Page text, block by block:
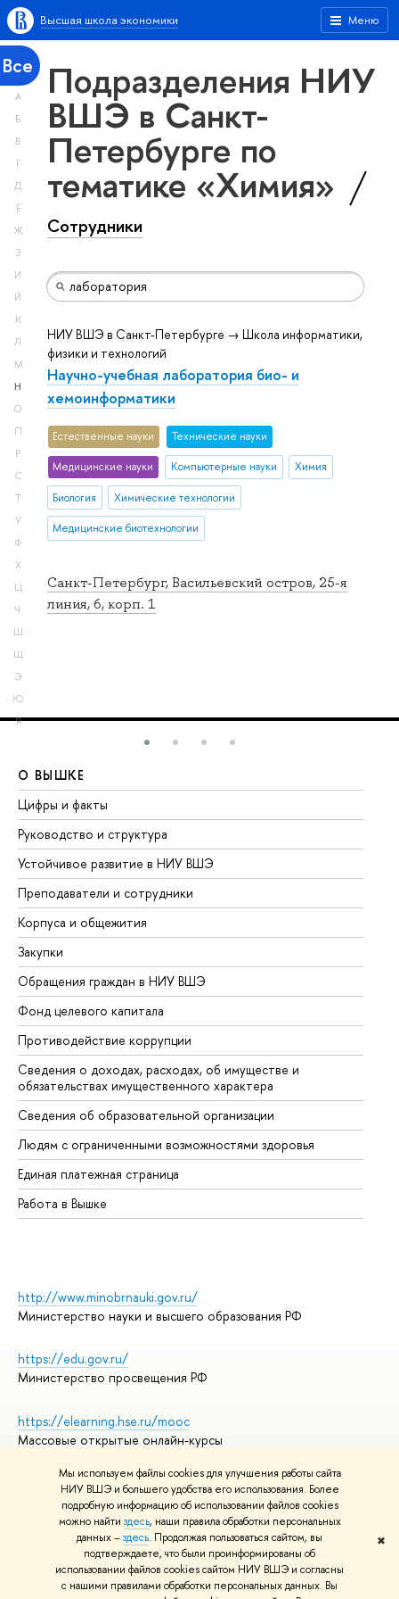
Мы используем файлы cookies для улучшения работы сайта
НИУ ВШЭ и большего удобства его использования. Более
подробную информацию об использовании файлов cookies
можно найти здесь, наши правила обработки персональных
данных –здесь. Продолжая пользоваться сайтом, вы
подтверждаете, что были проинформированы об
использовании файлов cookies сайтом НИУ ВШЭ и согласны
с нашими правилами обработки персональных данных. Вы
✖
Меню
Высшая школа экономики
Все
А
Б
В
Г
Д
Е
Ж
З
И
Й
К
Л
М
Н
О
П
Р
С
Т
У
Ф
Х
Ц
Ч
Ш
Щ
Э
Ю
Я
Подразделения НИУ
ВШЭ в Санкт-
Петербурге по
тематике «Химия»
Сотрудники
Санкт-Петербург, Васильевский остров, 25-я
линия, 6, корп. 1
НИУ ВШЭ в Санкт-Петербурге → Школа информатики,
физики и технологий
Научно-учебная лаборатория био- и
хемоинформатики
Естественные науки Тех­ничес­кие науки
Медицинские науки Компьютерные науки Химия
Биология Химические технологии
Медицинские биотехнологии
О ВЫШКЕ
Цифры и факты
Руководство и структура
Устойчивое развитие в НИУ ВШЭ
Преподаватели и сотрудники
Корпуса и общежития
Закупки
Обращения граждан в НИУ ВШЭ
Фонд целевого капитала
Противодействие коррупции
Сведения о доходах, расходах, об имуществе и
обязательствах имущественного характера
Сведения об образовательной организации
Людям с ограниченными возможностями здоровья
Единая платежная страница
Работа в Вышке
http://www.minobrnauki.gov.ru/
Министерство науки и высшего образования РФ
https://edu.gov.ru/
Министерство просвещения РФ
https://elearning.hse.ru/mooc
Массовые открытые онлайн-курсы
© НИУ ВШЭ 1993–2026
Адреса и контакты
Условия использования материалов
Политика конфиденциальности
Правила применения рекомендательных технологий в НИУ ВШЭ